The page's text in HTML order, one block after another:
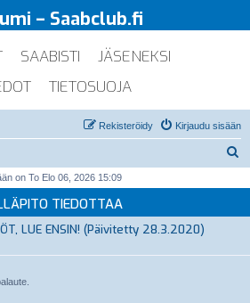
– Saabclub.fi
SAABISTI
JÄSENEKSI
TIETOSUOJA
Kirjaudu sisään
Rekisteröidy
i
on To Elo 06, 2026 15:09
TIEDOTTAA
LUE ENSIN! (Päivitetty 28.3.2020)